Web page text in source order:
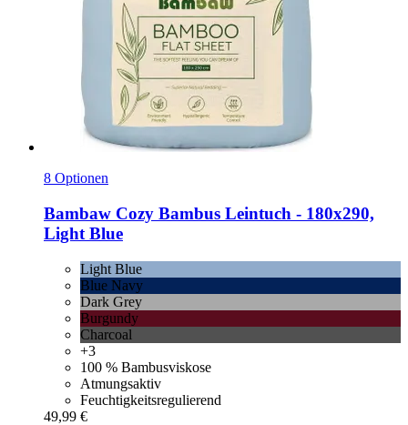
8 Optionen
Bambaw Cozy Bambus Leintuch -​ 180x290,
Light Blue
Light Blue
Blue Navy
Dark Grey
Burgundy
Charcoal
+3
100 % Bambusviskose
Atmungsaktiv
Feuchtigkeitsregulierend
49,99 €